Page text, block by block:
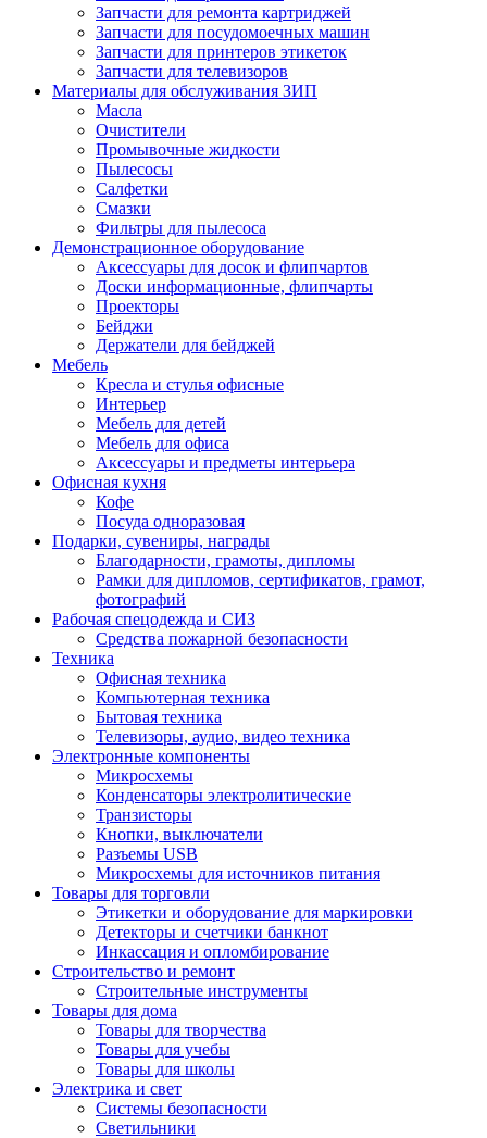
Запчасти для ремонта картриджей
Запчасти для посудомоечных машин
Запчасти для принтеров этикеток
Запчасти для телевизоров
Материалы для обслуживания ЗИП
Масла
Очистители
Промывочные жидкости
Пылесосы
Салфетки
Смазки
Фильтры для пылесоса
Демонстрационное оборудование
Аксессуары для досок и флипчартов
Доски информационные, флипчарты
Проекторы
Бейджи
Держатели для бейджей
Мебель
Кресла и стулья офисные
Интерьер
Мебель для детей
Мебель для офиса
Аксессуары и предметы интерьера
Офисная кухня
Кофе
Посуда одноразовая
Подарки, сувениры, награды
Благодарности, грамоты, дипломы
Рамки для дипломов, сертификатов, грамот,
фотографий
Рабочая спецодежда и СИЗ
Средства пожарной безопасности
Техника
Офисная техника
Компьютерная техника
Бытовая техника
Телевизоры, аудио, видео техника
Электронные компоненты
Микросхемы
Конденсаторы электролитические
Транзисторы
Кнопки, выключатели
Разъемы USB
Микросхемы для источников питания
Товары для торговли
Этикетки и оборудование для маркировки
Детекторы и счетчики банкнот
Инкассация и опломбирование
Строительство и ремонт
Строительные инструменты
Товары для дома
Товары для творчества
Товары для учебы
Товары для школы
Электрика и свет
Системы безопасности
Светильники